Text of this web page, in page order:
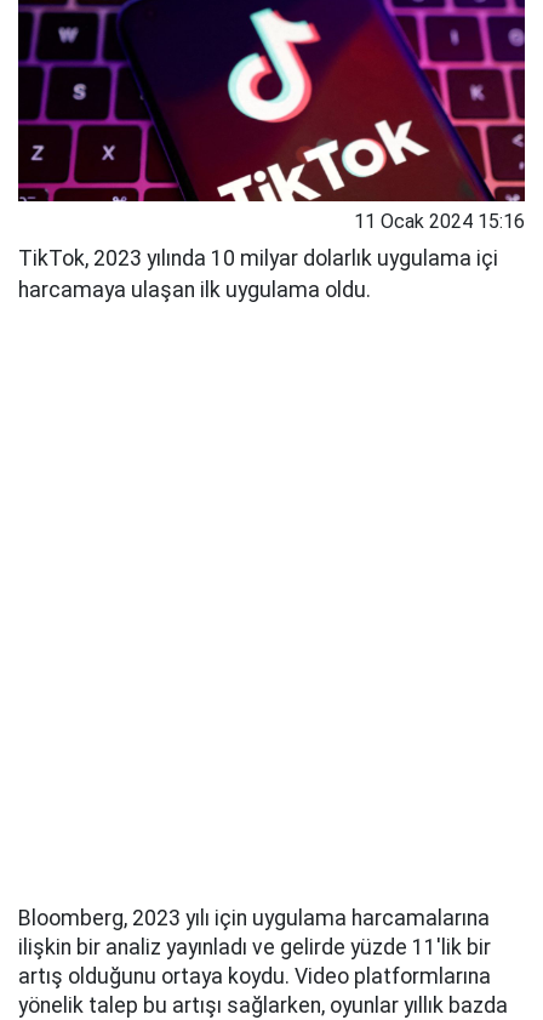
11 Ocak 2024 15:16
TikTok, 2023 yılında 10 milyar dolarlık uygulama içi
harcamaya ulaşan ilk uygulama oldu.
Bloomberg, 2023 yılı için uygulama harcamalarına
ilişkin bir analiz yayınladı ve gelirde yüzde 11'lik bir
artış olduğunu ortaya koydu. Video platformlarına
yönelik talep bu artışı sağlarken, oyunlar yıllık bazda